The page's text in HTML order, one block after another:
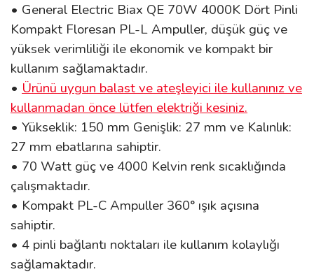
• General Electric Biax QE 70W 4000K Dört Pinli
Kompakt Floresan PL-L Ampuller, düşük güç ve
yüksek verimliliği ile ekonomik ve kompakt bir
kullanım sağlamaktadır.
• Ürünü uygun balast ve ateşleyici ile kullanınız ve
kullanmadan önce lütfen elektriği kesiniz.
• Yükseklik: 150 mm Genişlik: 27 mm ve Kalınlık:
27 mm ebatlarına sahiptir.
• 70 Watt güç ve 4000 Kelvin renk sıcaklığında
çalışmaktadır.
• Kompakt PL-C Ampuller 360° ışık açısına
sahiptir.
• 4 pinli bağlantı noktaları ile kullanım kolaylığı
sağlamaktadır.